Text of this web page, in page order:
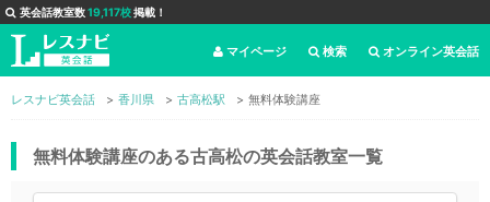
英会話教室数19,117校掲載！
オンライン英会話
検索
マイページ
レスナビ英会話 香川県 古高松駅 無料体験講座
無料体験講座のある古高松の英会話教室一覧